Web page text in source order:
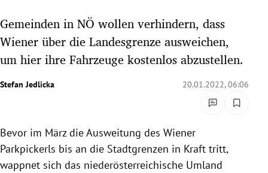
Untermenü
Untermenü
Untermenü
Untermenü
Gemeinden in NÖ wollen verhindern, dass
Wiener über die Landesgrenze ausweichen,
um hier ihre Fahrzeuge kostenlos abzustellen.
Stefan Jedlicka 20.01.2022, 06:06
Bevor im März die Ausweitung des Wiener
Parkpickerls bis an die Stadtgrenzen in Kraft tritt,
wappnet sich das niederösterreichische Umland